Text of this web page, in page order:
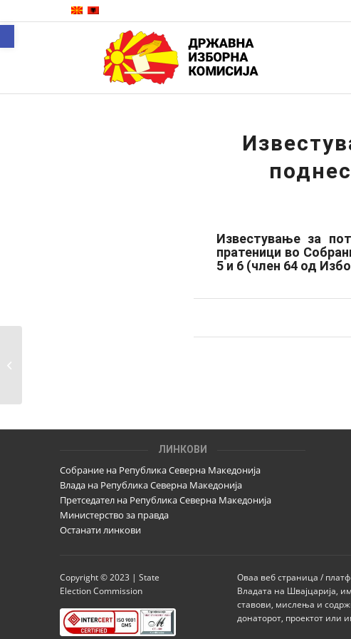
Известување за
пратеници во
5 и 6 (член 64 од
ЛИНКОВИ
Собрание на Република Северна Македонија
Влада на Република Северна Македонија
Претседател на Република Северна Македонија
Министерство за правда
Останати линкови
Copyright © 2023 | State
Election Commission
Оваа веб страница /
Владата на Швајцарија,
ставови, мислења и
донаторот, проектот или
Open toolbar